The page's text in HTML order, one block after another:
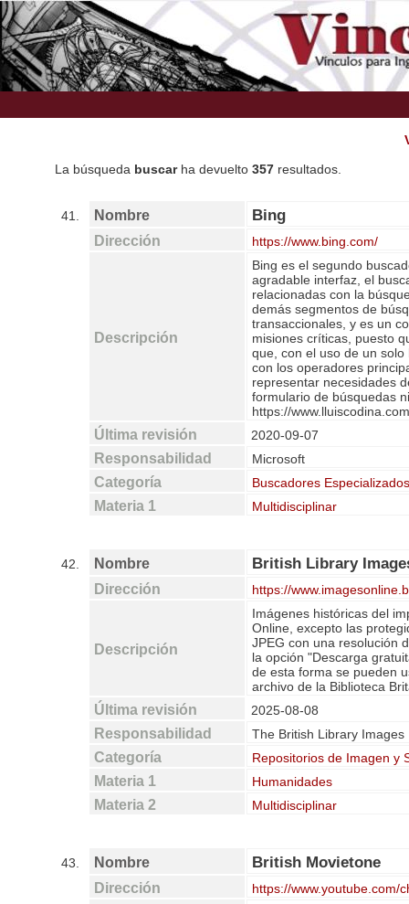
La búsqueda buscarha devuelto 357 resultados.
41. Nombre Bing
Dirección https://www.bing.com/
Descripción
Bing es el segundo
agradable interfaz, el
relacionadas con la
demás segmentos de
transaccionales, y es un
misiones críticas, puesto
que, con el uso de un
con los operadores
representar necesidades
formulario de búsquedas
https://
Última revisión 2020-09-07
Responsabilidad Microsoft
Categoría Buscadores Especializados
Materia 1 Multidisciplinar
42. Nombre British Library
Dirección https://
Descripción
Imágenes históricas del
Online, excepto las
JPEG con una resolución
la opción "Descarga
de esta forma se pueden
archivo de la Biblioteca
Última revisión 2025-08-08
Responsabilidad The British Library Images
Categoría Repositorios de Imagen y
Materia 1 Humanidades
Materia 2 Multidisciplinar
43. Nombre British Movietone
Dirección https://www.youtube.com/